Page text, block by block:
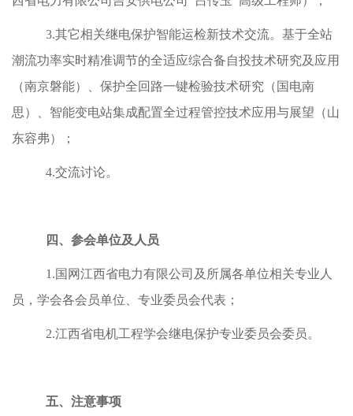
3.其它相关继电保护智能运检新技术交流。基于全站
潮流功率实时精准调节的全适应综合备自投技术研究及应用
（南京磐能）、保护全回路一键检验技术研究（国电南
思）、智能变电站集成配置全过程管控技术应用与展望（山
东容弗）；
4.交流讨论。
四、参会单位及人员
1.国网江西省电力有限公司及所属各单位相关专业人
员，学会各会员单位、专业委员会代表；
2.江西省电机工程学会继电保护专业委员会委员。
五、注意事项